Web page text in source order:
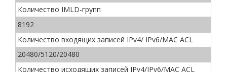
Количество IMLD-групп
8192
Количество входящих записей IPv4/ IPv6/MAC ACL
20480/5120/20480
Количество исходящих записей IPv4/IPv6/MAC ACL